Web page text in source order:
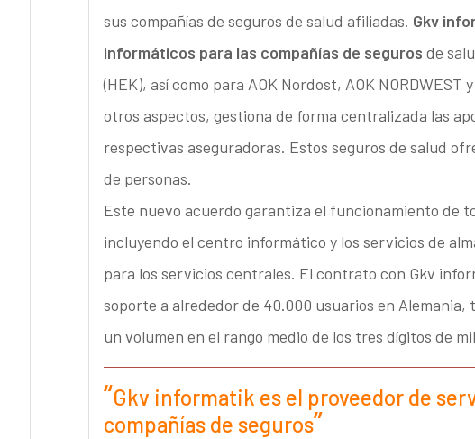
sus compañías de seguros de salud afiliadas. Gkv
informáticos para las compañías de seguros de
(HEK), así como para AOK Nordost, AOK
otros aspectos, gestiona de forma centralizada las
respectivas aseguradoras. Estos seguros de salud
de personas.
Este nuevo acuerdo garantiza el funcionamiento de
incluyendo el centro informático y los servicios de
para los servicios centrales. El contrato con Gkv
soporte a alrededor de 40.000 usuarios en
un volumen en el rango medio de los tres dígitos de
Gkv informatik es el proveedor de
compañías de seguros